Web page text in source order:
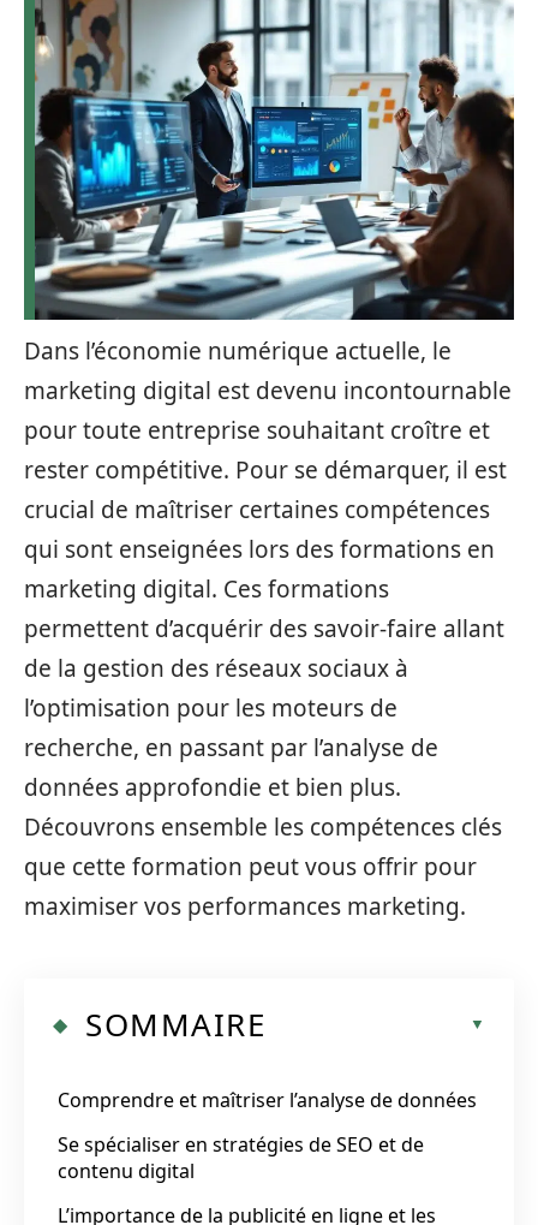
Dans l’économie numérique actuelle, le
marketing digital est devenu incontournable
pour toute entreprise souhaitant croître et
rester compétitive. Pour se démarquer, il est
crucial de maîtriser certaines compétences
qui sont enseignées lors des formations en
marketing digital. Ces formations
permettent d’acquérir des savoir-faire allant
de la gestion des réseaux sociaux à
l’optimisation pour les moteurs de
recherche, en passant par l’analyse de
données approfondie et bien plus.
Découvrons ensemble les compétences clés
que cette formation peut vous offrir pour
maximiser vos performances marketing.
SOMMAIRE
Comprendre et maîtriser l’analyse de données
Se spécialiser en stratégies de SEO et de
contenu digital
L’importance de la publicité en ligne et les